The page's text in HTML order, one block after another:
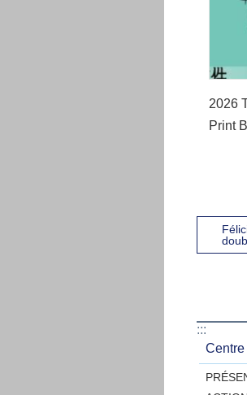
2026
Print
:::
Centre